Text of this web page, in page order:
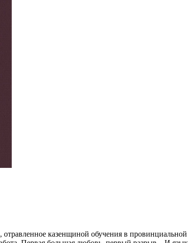
отравленное казенщиной обучения в